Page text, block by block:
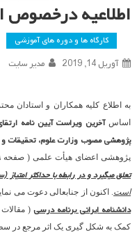
اطلاعیه درخصوص
کارگاه ها و دوره های آموزشی
آوریل 14, 2019 مدیر سایت
به اطلاع کلیه همکاران و استادان
اساسآخرین ویراست آیین نامه
پژوهشی مصوب وزارت علوم، تحقیقات و
پژوهشی اعضای هیأت علمی ( صفحه ۹ آیین نامه)،
تعلق می­گیرد و در رابطه با حداکثر امتیاز
است . اکنون از جنابعالی دعوت می
دانشنامه ایرانی برنامه ­درسی
کمک به شکل گیری یک اثر مرجع در سطح